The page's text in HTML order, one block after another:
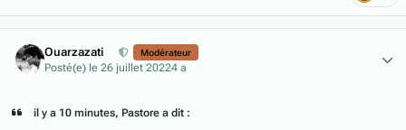
Ouarzazati Modérateur
Posté(e) le 26 juillet 20224 a
il y a 10 minutes, Pastore a dit :